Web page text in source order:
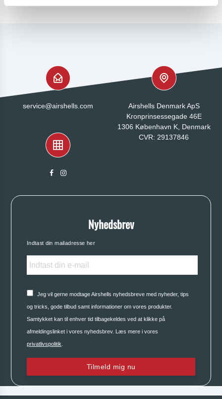
service@airshells.com
Airshells Denmark ApS
Kronprinsessegade 46E
1306 København K, Denmark
CVR: 29137846
Nyhedsbrev
Indtast din mailadresse her
Jeg vil gerne modtage Airshells nyhedsbreve med nyheder, tips
og tricks, gode tilbud samt informationer om vores produkter.
Samtykket kan til enhver tid tilbagekeldes ved at klikke på
afmeldingslinket i vores nyhedsbrev. Læs mere i vores
privatlivspolitik
Tilmeld mig nu